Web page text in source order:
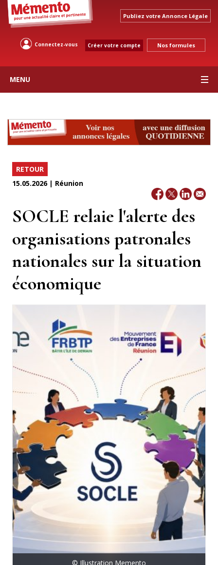
Publiez votre Annonce Légale
Connectez-vous Créer votre compte Nos formules
MENU
RETOUR
15.05.2026 | Réunion
SOCLE relaie l'alerte des
organisations patronales
nationales sur la situation
économique
© Illustration Memento